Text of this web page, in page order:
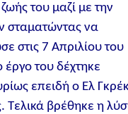
του μαζί με την
σταματώντας να
στις 7 Απριλίου του
του δέχτηκε
επειδή ο Ελ
Τελικά βρέθηκε η